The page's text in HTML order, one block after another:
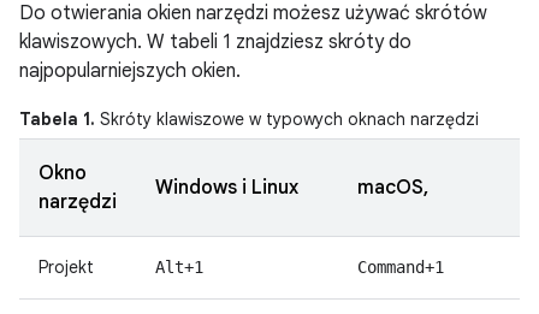
Do otwierania okien narzędzi możesz używać skrótów
klawiszowych. W tabeli 1 znajdziesz skróty do
najpopularniejszych okien.
Tabela 1. Skróty klawiszowe w typowych oknach narzędzi
Okno
narzędzi
Windows i Linux macOS,
Projekt Alt+1 Command+1